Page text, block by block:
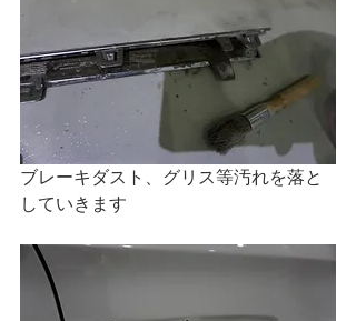
ブレーキダスト、グリス等汚れを落と
していきます